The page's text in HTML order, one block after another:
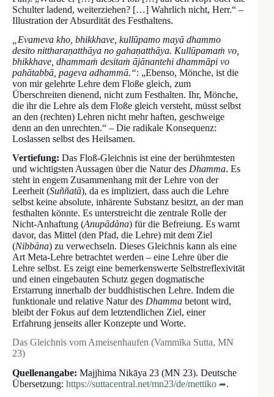
Schulter ladend, weiterziehen? […] Wahrlich nicht, Herr.“ –
Illustration der Absurdität des Festhaltens.
„Evameva kho, bhikkhave, kullūpamo mayā dhammo
desito nittharaṇatthāya no gahaṇatthāya. Kullūpamaṁ vo,
bhikkhave, dhammaṁ desitaṁ ājānantehi dhammāpi vo
pahātabbā, pageva adhammā.“: „Ebenso, Mönche, ist die
von mir gelehrte Lehre dem Floße gleich, zum
Überschreiten dienend, nicht zum Festhalten. Ihr, Mönche,
die ihr die Lehre als dem Floße gleich versteht, müsst selbst
an den (rechten) Lehren nicht mehr haften, geschweige
denn an den unrechten.“ – Die radikale Konsequenz:
Loslassen selbst des Heilsamen.
Vertiefung: Das Floß-Gleichnis ist eine der berühmtesten
und wichtigsten Aussagen über die Natur des Dhamma. Es
steht in engem Zusammenhang mit der Lehre von der
Leerheit (Suññatā), da es impliziert, dass auch die Lehre
selbst keine absolute, inhärente Substanz besitzt, an der man
festhalten könnte. Es unterstreicht die zentrale Rolle der
Nicht-Anhaftung (Anupādāna) für die Befreiung. Es warnt
davor, das Mittel (den Pfad, die Lehre) mit dem Ziel
(Nibbāna) zu verwechseln. Dieses Gleichnis kann als eine
Art Meta-Lehre betrachtet werden – eine Lehre über die
Lehre selbst. Es zeigt eine bemerkenswerte Selbstreflexivität
und einen eingebauten Schutz gegen dogmatische
Erstarrung innerhalb der buddhistischen Lehre. Indem die
funktionale und relative Natur des Dhamma betont wird,
bleibt der Fokus auf dem letztendlichen Ziel, einer
Erfahrung jenseits aller Konzepte und Worte.
Das Gleichnis vom Ameisenhaufen (Vammīka Sutta, MN
23)
Quellenangabe: Majjhima Nikāya 23 (MN 23). Deutsche
Übersetzung: https://suttacentral.net/mn23/de/mettiko
.